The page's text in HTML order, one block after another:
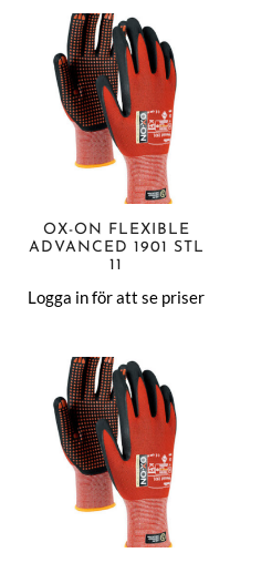
OX-ON FLEXIBLE
ADVANCED 1901 STL
11
Logga in för att se priser